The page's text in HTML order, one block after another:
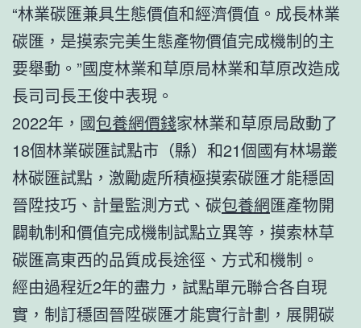
“林業碳匯兼具生態價值和經濟價值。成長林業
碳匯，是摸索完美生態產物價值完成機制的主
要舉動。”國度林業和草原局林業和草原改造成
長司司長王俊中表現。
2022年，國包養網價錢家林業和草原局啟動了
18個林業碳匯試點市（縣）和21個國有林場叢
林碳匯試點，激勵處所積極摸索碳匯才能穩固
晉陞技巧、計量監測方式、碳包養網匯產物開
闢軌制和價值完成機制試點立異等，摸索林草
碳匯高東西的品質成長途徑、方式和機制。
經由過程近2年的盡力，試點單元聯合各自現
實，制訂穩固晉陞碳匯才能實行計劃，展開碳